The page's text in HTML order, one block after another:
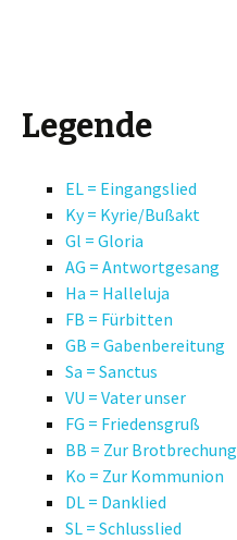
Legende
EL = Eingangslied
Ky = Kyrie/Bußakt
Gl = Gloria
AG = Antwortgesang
Ha = Halleluja
FB = Fürbitten
GB = Gabenbereitung
Sa = Sanctus
VU = Vater unser
FG = Friedensgruß
BB = Zur Brotbrechung
Ko = Zur Kommunion
DL = Danklied
SL = Schlusslied